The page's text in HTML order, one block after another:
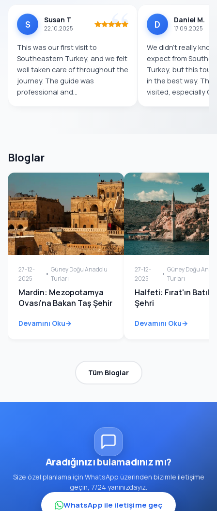
S Susan T
22.10.2025
This was our first visit to
Southeastern Turkey, and we felt
well taken care of throughout the
journey. The guide was
professional and
D Daniel M.
17.09.2025
We didn’t really
expect from
Turkey, but this tour
in the best way. The
visited, especially
Bloglar
27-12-
2025
Güney Doğu Anadolu
Turları
Mardin: Mezopotamya
Ovası'na Bakan Taş Şehir
Devamını Oku
27-12-
2025
Güney Doğu
Turları
Halfeti: Fırat'ın Batık
Şehri
Devamını Oku
Tüm Bloglar
Aradığınızı bulamadınız mı?
Size özel planlama için WhatsApp üzerinden bizimle iletişime
geçin, 7/24 yanınızdayız.
WhatsApp ile iletişime geç